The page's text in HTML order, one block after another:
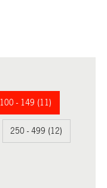
100 - 149 (11)
250 - 499 (12)